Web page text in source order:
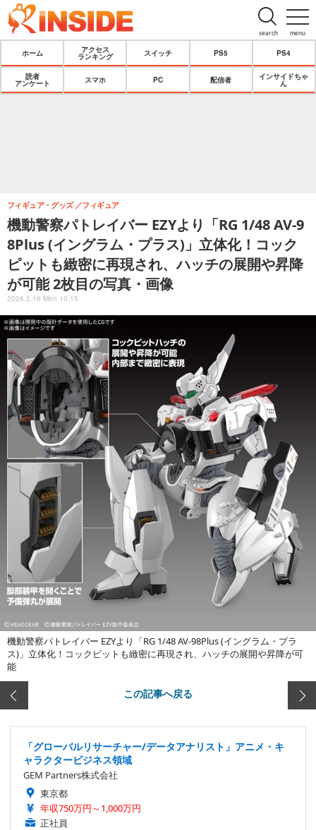
menu
search
ホーム
アクセス
ランキング
スイッチ PS5 PS4
読者
アンケート
スマホ PC 配信者
インサイドちゃ
ん
機動警察パトレイバー EZYより「RG 1/48 AV-9
8Plus (イングラム・プラス)」立体化！コック
ピットも緻密に再現され、ハッチの展開や昇降
が可能 2枚目の写真・画像
フィギュア・グッズ フィギュア
2026.2.16 Mon 10:15
機動警察パトレイバー EZYより「RG 1/48 AV-98Plus (イングラム・プラ
ス)」立体化！コックピットも緻密に再現され、ハッチの展開や昇降が可
能
この記事へ戻る
「グローバルリサーチャー/データアナリスト」アニメ・キ
ャラクタービジネス領域
GEM Partners株式会社
東京都
年収750万円～1,000万円
正社員